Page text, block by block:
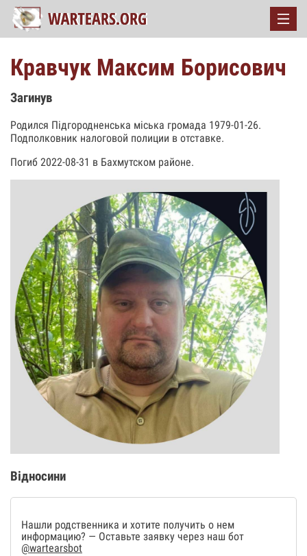
Кравчук Максим Борисович
Загинув
Родился Підгородненська міська громада 1979-01-26.
Подполковник налоговой полиции в отставке.
Погиб 2022-08-31 в Бахмутском районе.
Відносини
Нашли родственника и хотите получить о нем
информацию? — Оставьте заявку через наш бот
@wartearsbot